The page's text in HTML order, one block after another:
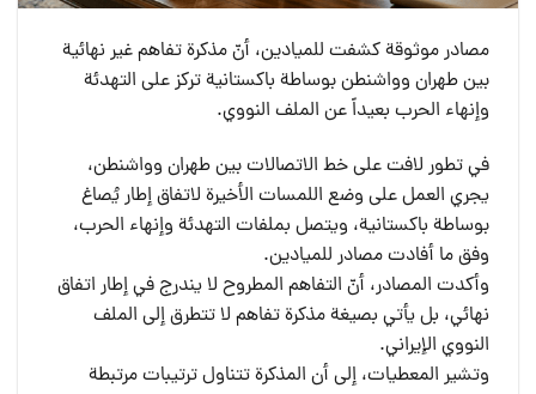
مصادر موثوقة كشفت للميادين، أنّ مذكرة تفاهم غير نهائية
بين طهران وواشنطن بوساطة باكستانية تركز على التهدئة
وإنهاء الحرب بعيداً عن الملف النووي.
في تطور لافت على خط الاتصالات بين طهران وواشنطن،
يجري العمل على وضع اللمسات الأخيرة لاتفاق إطار يُصاغ
بوساطة باكستانية، ويتصل بملفات التهدئة وإنهاء الحرب،
وفق ما أفادت مصادر للميادين.
وأكدت المصادر، أنّ التفاهم المطروح لا يندرج في إطار اتفاق
نهائي، بل يأتي بصيغة مذكرة تفاهم لا تتطرق إلى الملف
النووي الإيراني.
وتشير المعطيات، إلى أن المذكرة تتناول ترتيبات مرتبطة